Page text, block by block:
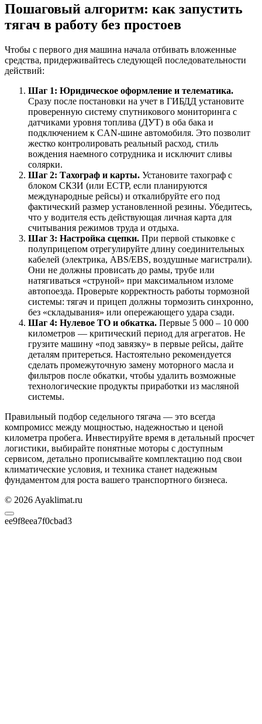
Пошаговый алгоритм: как запустить
тягач в работу без простоев
Чтобы с первого дня машина начала отбивать вложенные
средства, придерживайтесь следующей последовательности
действий:
Шаг 1: Юридическое оформление и телематика.
Сразу после постановки на учет в ГИБДД установите
проверенную систему спутникового мониторинга с
датчиками уровня топлива (ДУТ) в оба бака и
подключением к CAN-шине автомобиля. Это позволит
жестко контролировать реальный расход, стиль
вождения наемного сотрудника и исключит сливы
солярки.
Шаг 2: Тахограф и карты. Установите тахограф с
блоком СКЗИ (или ЕСТР, если планируются
международные рейсы) и откалибруйте его под
фактический размер установленной резины. Убедитесь,
что у водителя есть действующая личная карта для
считывания режимов труда и отдыха.
Шаг 3: Настройка сцепки. При первой стыковке с
полуприцепом отрегулируйте длину соединительных
кабелей (электрика, ABS/EBS, воздушные магистрали).
Они не должны провисать до рамы, трубе или
натягиваться «струной» при максимальном изломе
автопоезда. Проверьте корректность работы тормозной
системы: тягач и прицеп должны тормозить синхронно,
без «складывания» или опережающего удара сзади.
Шаг 4: Нулевое ТО и обкатка. Первые 5 000 – 10 000
километров — критический период для агрегатов. Не
грузите машину «под завязку» в первые рейсы, дайте
деталям притереться. Настоятельно рекомендуется
сделать промежуточную замену моторного масла и
фильтров после обкатки, чтобы удалить возможные
технологические продукты приработки из масляной
системы.
Правильный подбор седельного тягача — это всегда
компромисс между мощностью, надежностью и ценой
километра пробега. Инвестируйте время в детальный просчет
логистики, выбирайте понятные моторы с доступным
сервисом, детально прописывайте комплектацию под свои
климатические условия, и техника станет надежным
фундаментом для роста вашего транспортного бизнеса.
© 2026 Ayaklimat.ru
ee9f8eea7f0cbad3